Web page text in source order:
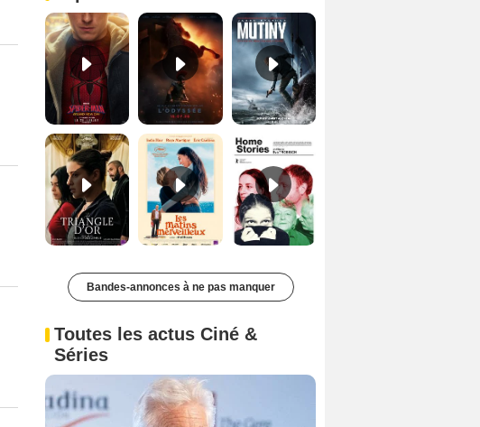
Les Matins merveilleux Bande-annonce VF Home stories Bande-annonce VO STFR
Bandes-annonces à ne pas manquer
Toutes les actus Ciné &
Séries